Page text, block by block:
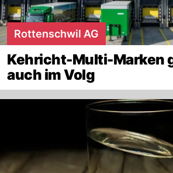
Rottenschwil AG
Kehricht-Multi-Marken
auch im Volg